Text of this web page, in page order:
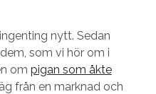
nytt. Sedan
som vi hör om i
om pigan som åkte
från en marknad och